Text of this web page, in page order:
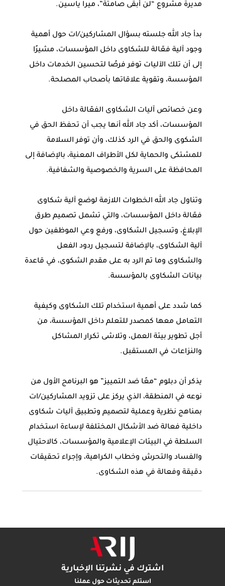
مديرة مشروع “لن أبقى صامتة”، ميرا ياسين.
بدأ جاد الله جلسته بسؤال المشاركين/ات حول أهمية
وجود آلية فعّالة للشكاوى داخل المؤسسات، مشيرًا
إلى أن تلك الآليات توفر فرصًا لتحسين الخدمات داخل
المؤسسة، وتقوية علاقاتها بأصحاب المصلحة.
وعن خصائص آليات الشكاوى الفعّالة داخل
المؤسسات، أكد جاد الله أنها يجب أن تحفظ الحق في
الشكوى والحق في الرد كذلك، وأن توفر السلامة
للمشتكى والحماية لكل الأطراف المعنية، بالإضافة إلى
المحافظة على السرية والخصوصية والشفافية.
وتناول جاد الله الخطوات اللازمة لوضع آلية شكاوى
فعّالة داخل المؤسسات، والتي تشمل تصميم طرق
الإبلاغ، وتسجيل الشكاوى، ورفع وعي الموظفين حول
آلية الشكاوى، بالإضافة لتسجيل ردود الفعل
والشكاوى وما تم الرد به على مقدم الشكوى، في قاعدة
بيانات الشكاوى بالمؤسسة.
كما شدد على أهمية استخدام تلك الشكاوى وكيفية
التعامل معها كمصدر للتعلم داخل المؤسسة، من
أجل تطوير بيئة العمل، وتلاشى تكرار المشاكل
والنزاعات في المستقبل.
يذكر أن دبلوم “معًا ضد التمييز” هو البرنامج الأول من
نوعه في المنطقة، الذي يركز على تزويد المشاركين/ات
بمناهج نظرية وعملية لتصميم وتطبيق آليات شكاوى
داخلية فعالة ضد الأشكال المختلفة لإساءة استخدام
السلطة في البيئات الإعلامية والمؤسسات، كالاحتيال
والفساد والتحرش وخطاب الكراهية، وإجراء تحقيقات
دقيقة وفعالة في هذه الشكاوى.
اشترك في نشرتنا الإخبارية
استلم تحديثات حول عملنا